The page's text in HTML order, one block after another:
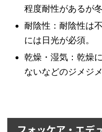
程度耐性があるが
耐陰性：耐陰性は
には日光が必須。
乾燥・湿気：乾燥
ないなどのジメジ